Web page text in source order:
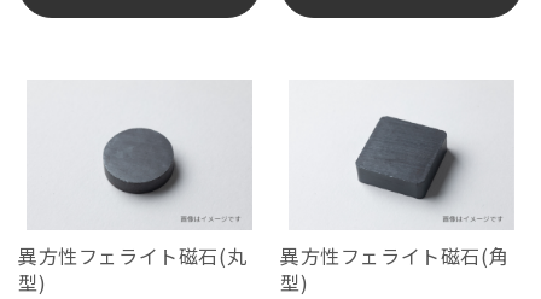
異方性フェライト磁石(丸
型)
異方性フェライト磁石(角
型)